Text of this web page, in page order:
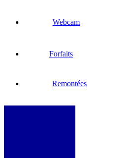
Webcam
Forfaits
Remontées